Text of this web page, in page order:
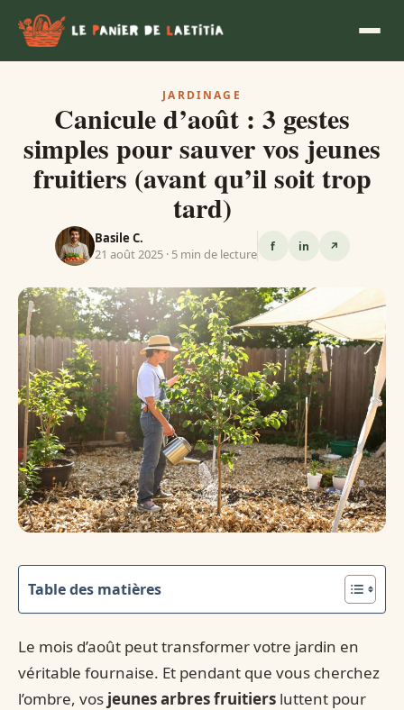
JARDINAGE
Canicule d’août : 3 gestes
simples pour sauver vos jeunes
fruitiers (avant qu’il soit trop
tard)
Basile C.
21 août 2025 · 5 min de lecture
f in ↗
Table des matières
Le mois d’août peut transformer votre jardin en
véritable fournaise. Et pendant que vous cherchez
l’ombre, vos jeunes arbres fruitiers luttent pour